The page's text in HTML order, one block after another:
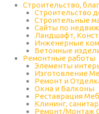
Строительство,
Строительство
Строительные
Сайты по
Ландшафт,
Инженерные
Бетонные
Ремонтные работы
Элементы
Изготовление
Ремонт и
Окна и Балконы
Реставрация
Клининг,
Ремонт/Монтаж